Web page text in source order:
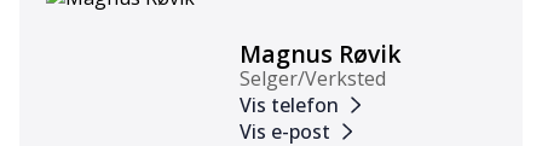
Magnus Røvik
Selger/Verksted
Vis telefon
Vis e-post